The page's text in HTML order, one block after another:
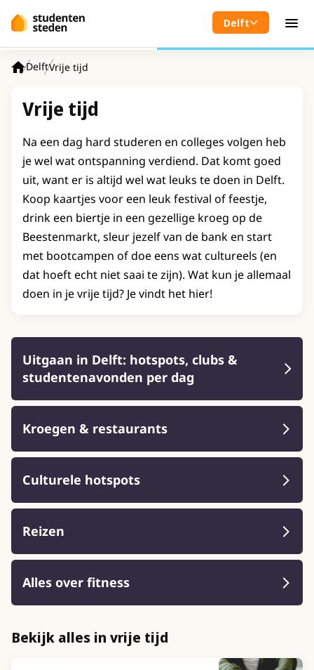
Delft
DelftVrije tijd
Vrije tijd
Na een dag hard studeren en colleges volgen heb
je wel wat ontspanning verdiend. Dat komt goed
uit, want er is altijd wel wat leuks te doen in Delft.
Koop kaartjes voor een leuk festival of feestje,
drink een biertje in een gezellige kroeg op de
Beestenmarkt, sleur jezelf van de bank en start
met bootcampen of doe eens wat cultureels (en
dat hoeft echt niet saai te zijn). Wat kun je allemaal
doen in je vrije tijd? Je vindt het hier!
Uitgaan in Delft: hotspots, clubs &
studentenavonden per dag
Kroegen & restaurants
Culturele hotspots
Reizen
Alles over fitness
Bekijk alles in vrije tijd